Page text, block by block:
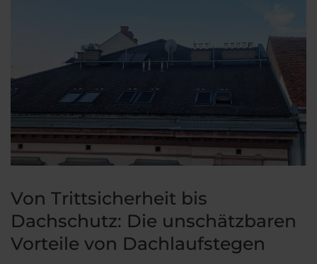
Von Trittsicherheit bis
Dachschutz: Die unschätzbaren
Vorteile von Dachlaufstegen